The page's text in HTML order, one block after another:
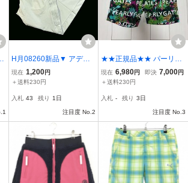
H月08260新品▼ アディ
ダス ゴルフ 春夏 ジョガ
ーパンツ 【 L：79～82 】
ジーパンツ adidas Golf ゴ
現在 1,200円
＋送料230円
入札 43 残り 1日
注目度 No.2
★★正規品★★ パーリー
ゲイツ ボタニカル柄 ハー
フパンツ ゴルフウェア
現在 6,980円 即決 7,000円
＋送料230円
入札 - 残り 3日
注目度 No.3